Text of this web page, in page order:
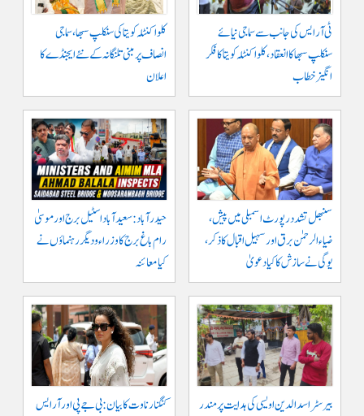
ٹی آر ایس کی جانب سے سماجی نیائے
سنکلپ سبھا کا انعقاد، کلواکنٹلہ کویتا کا فکر
انگیز خطاب
کلواکنٹلہ کویتا کی سنکلپ سبھا، سماجی
انصاف پر مبنی تلنگانہ کے نئے ایجنڈے کا
اعلان
سنبھل تشدد رپورٹ اسمبلی میں پیش،
ضیاء الرحمٰن برق اور سہیل اقبال کا ذکر،
یوگی نے سازش کا کیا دعویٰ
حیدرآباد: سعیدآباد اسٹیل برج اور موسیٰ
رام باغ برج کا وزراء و دیگر رہنماؤں نے
کیا معائنہ
بیرسٹر اسدالدین اویسی کی ہدایت پر مندر
کنگنا رناوت کا بیان: بی جے پی اور آر ایس